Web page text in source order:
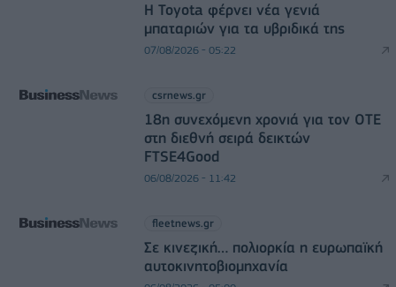
Η Toyota φέρνει νέα γενιά
μπαταριών για τα υβριδικά της
07/08/2026 - 05:22
csrnews.gr
18η συνεχόμενη χρονιά για τον ΟΤΕ
στη διεθνή σειρά δεικτών
FTSE4Good
06/08/2026 - 11:42
fleetnews.gr
Σε κινεζική… πολιορκία η ευρωπαϊκή
αυτοκινητοβιομηχανία